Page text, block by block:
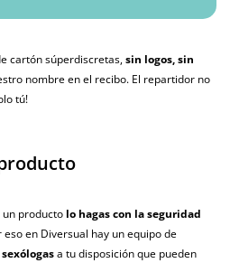
cartón súperdiscretas,sin logos, sin
nombre en el recibo. El repartidor no
tú!
un producto lo hagas con la seguridad
eso en Diversual hay un equipo de
a tu disposición que pueden